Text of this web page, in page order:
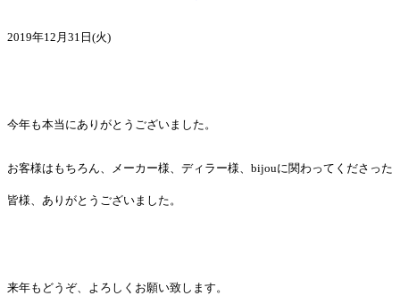
2019年12月31日(火)
今年も本当にありがとうございました。
お客様はもちろん、メーカー様、ディラー様、bijouに関わってくださった
皆様、ありがとうございました。
来年もどうぞ、よろしくお願い致します。